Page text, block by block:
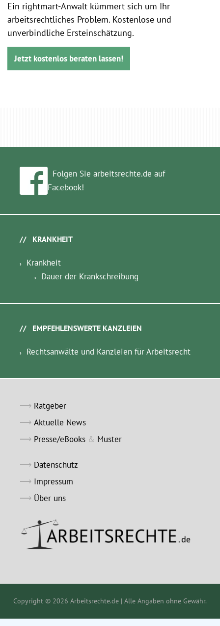
Ein rightmart-Anwalt kümmert sich um Ihr
arbeitsrechtliches Problem. Kostenlose und
unverbindliche Ersteinschätzung.
Jetzt kostenlos beraten lassen!
Folgen Sie arbeitsrechte.de auf
Facebook!
KRANKHEIT
Krankheit
Dauer der Krankschreibung
EMPFEHLENSWERTE KANZLEIEN
Rechtsanwälte und Kanzleien für Arbeitsrecht
Ratgeber
Aktuelle News
Presse/eBooks & Muster
Datenschutz
Impressum
Über uns
Copyright © 2026 Arbeitsrechte.de | Alle Angaben ohne Gewähr.